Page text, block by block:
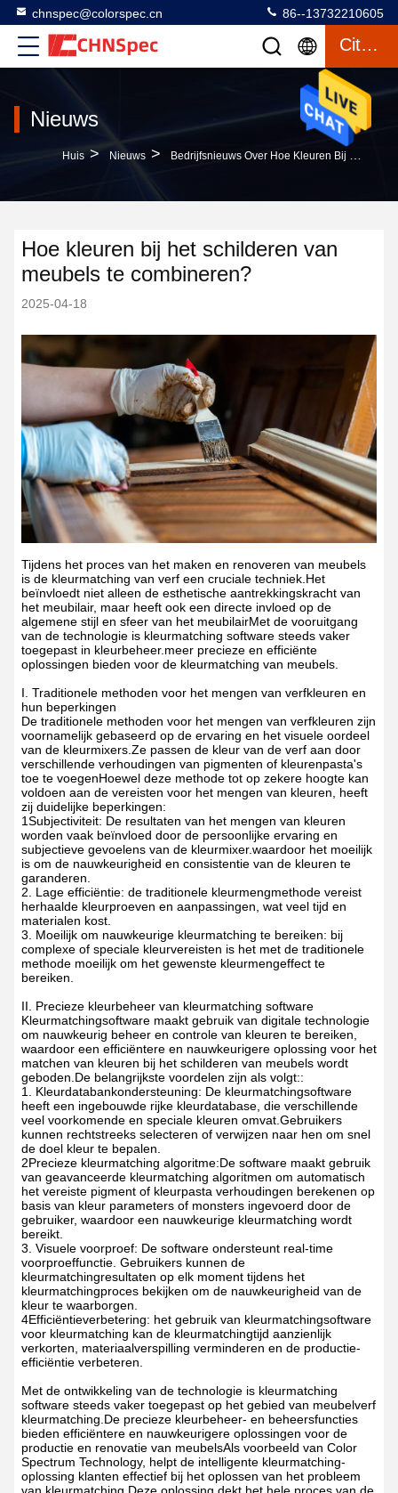
chnspec@colorspec.cn 86--13732210605
Citaat
Nieuws
Huis > Nieuws > Bedrijfsnieuws Over Hoe Kleuren Bij Het Schilderen Van Meubels Te Combineren?
Hoe kleuren bij het schilderen van
meubels te combineren?
2025-04-18
Tijdens het proces van het maken en renoveren van meubels
is de kleurmatching van verf een cruciale techniek.Het
beïnvloedt niet alleen de esthetische aantrekkingskracht van
het meubilair, maar heeft ook een directe invloed op de
algemene stijl en sfeer van het meubilairMet de vooruitgang
van de technologie is kleurmatching software steeds vaker
toegepast in kleurbeheer.meer precieze en efficiënte
oplossingen bieden voor de kleurmatching van meubels.
I. Traditionele methoden voor het mengen van verfkleuren en
hun beperkingen
De traditionele methoden voor het mengen van verfkleuren zijn
voornamelijk gebaseerd op de ervaring en het visuele oordeel
van de kleurmixers.Ze passen de kleur van de verf aan door
verschillende verhoudingen van pigmenten of kleurenpasta's
toe te voegenHoewel deze methode tot op zekere hoogte kan
voldoen aan de vereisten voor het mengen van kleuren, heeft
zij duidelijke beperkingen:
1Subjectiviteit: De resultaten van het mengen van kleuren
worden vaak beïnvloed door de persoonlijke ervaring en
subjectieve gevoelens van de kleurmixer.waardoor het moeilijk
is om de nauwkeurigheid en consistentie van de kleuren te
garanderen.
2. Lage efficiëntie: de traditionele kleurmengmethode vereist
herhaalde kleurproeven en aanpassingen, wat veel tijd en
materialen kost.
3. Moeilijk om nauwkeurige kleurmatching te bereiken: bij
complexe of speciale kleurvereisten is het met de traditionele
methode moeilijk om het gewenste kleurmengeffect te
bereiken.
II. Precieze kleurbeheer van kleurmatching software
Kleurmatchingsoftware maakt gebruik van digitale technologie
om nauwkeurig beheer en controle van kleuren te bereiken,
waardoor een efficiëntere en nauwkeurigere oplossing voor het
matchen van kleuren bij het schilderen van meubels wordt
geboden.De belangrijkste voordelen zijn als volgt::
1. Kleurdatabankondersteuning: De kleurmatchingsoftware
heeft een ingebouwde rijke kleurdatabase, die verschillende
veel voorkomende en speciale kleuren omvat.Gebruikers
kunnen rechtstreeks selecteren of verwijzen naar hen om snel
de doel kleur te bepalen.
2Precieze kleurmatching algoritme:De software maakt gebruik
van geavanceerde kleurmatching algoritmen om automatisch
het vereiste pigment of kleurpasta verhoudingen berekenen op
basis van kleur parameters of monsters ingevoerd door de
gebruiker, waardoor een nauwkeurige kleurmatching wordt
bereikt.
3. Visuele voorproef: De software ondersteunt real-time
voorproeffunctie. Gebruikers kunnen de
kleurmatchingresultaten op elk moment tijdens het
kleurmatchingproces bekijken om de nauwkeurigheid van de
kleur te waarborgen.
4Efficiëntieverbetering: het gebruik van kleurmatchingsoftware
voor kleurmatching kan de kleurmatchingtijd aanzienlijk
verkorten, materiaalverspilling verminderen en de productie-
efficiëntie verbeteren.
Met de ontwikkeling van de technologie is kleurmatching
software steeds vaker toegepast op het gebied van meubelverf
kleurmatching.De precieze kleurbeheer- en beheersfuncties
bieden efficiëntere en nauwkeurigere oplossingen voor de
productie en renovatie van meubelsAls voorbeeld van Color
Spectrum Technology, helpt de intelligente kleurmatching-
oplossing klanten effectief bij het oplossen van het probleem